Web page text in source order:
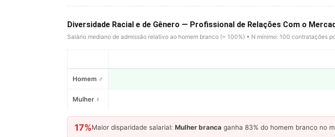
Diversidade Racial e de Gênero — Profissional de Relações Com o
Salário mediano de admissão relativo ao homem branco (= 100%) • N mínimo: 100 contratações
Homem ♂
Mulher ♀
17%Maior disparidade salarial: Mulher branca ganha 83% do homem branco no